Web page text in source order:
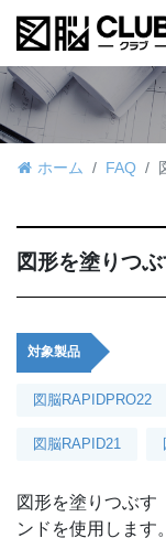
ホーム FAQ
図形を塗りつ
対象製品
図脳RAPIDPRO22
図脳RAPID21
図形を塗りつぶす
ンドを使用します。